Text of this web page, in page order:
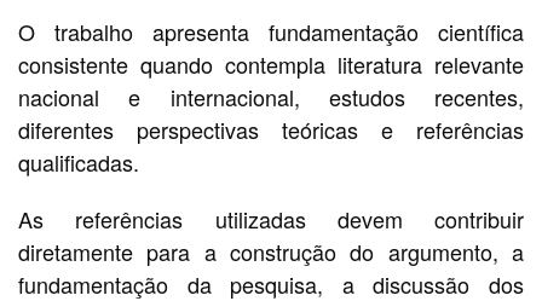
O trabalho apresenta fundamentação científica
consistente quando contempla literatura relevante
nacional e internacional, estudos recentes,
diferentes perspectivas teóricas e referências
qualificadas.
As referências utilizadas devem contribuir
diretamente para a construção do argumento, a
fundamentação da pesquisa, a discussão dos